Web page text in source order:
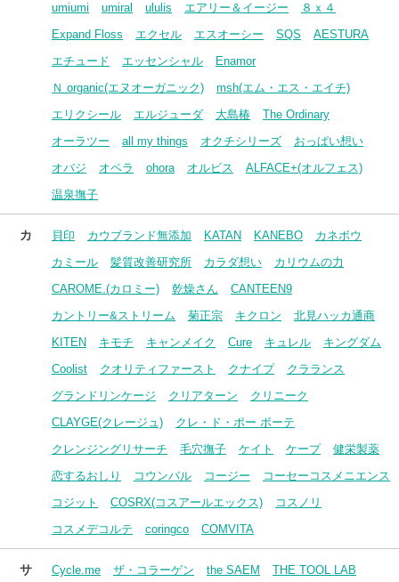
umiumi
umiral ululis エアリー＆イージー
８ｘ４
Expand Floss
エクセル エスオーシー SQS
AESTURA
エチュード
エッセンシャル
Enamor
Ｎ organic(エヌオーガニック)
msh(エム・エス・エイチ)
エリクシール
エルジューダ 大島椿
The Ordinary
オーラツー
all my things オクチシリーズ
おっぱい想い
オバジ
オペラ ohora オルビス
ALFACE+(オルフェス)
温泉撫子
カ 貝印 カウブランド無添加 KATAN KANEBO
カネボウ
カミール
髪質改善研究所 カラダ想い
カリウムの力
CAROME.(カロミー)
乾燥さん
CANTEEN9
カントリー&ストリーム
菊正宗 キクロン
北見ハッカ通商
KITEN
キモチ キャンメイク Cure キュレル
キングダム
Coolist
クオリティファースト クナイプ
クラランス
グランドリンケージ
クリアターン
クリニーク
CLAYGE(クレージュ)
クレ・ド・ポー ボーテ
クレンジングリサーチ
毛穴撫子 ケイト ケープ
健栄製薬
恋するおしり
コウンバル コージー
コーセーコスメニエンス
コジット
COSRX(コスアールエックス)
コスノリ
コスメデコルテ
coringco COMVITA
サ Cycle.me ザ・コラーゲン the SAEM
THE TOOL LAB